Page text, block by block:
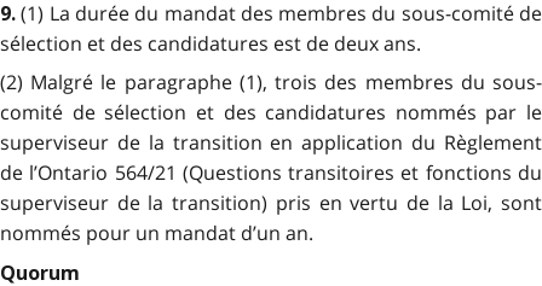
9.(1) La durée du mandat des membres du sous-comité de
sélection et des candidatures est de deux ans.
(2) Malgré le paragraphe (1), trois des membres du sous-
comité de sélection et des candidatures nommés par le
superviseur de la transition en application du Règlement
de l’Ontario 564/21 (Questions transitoires et fonctions du
superviseur de la transition) pris en vertu de la Loi, sont
nommés pour un mandat d’un an.
Quorum